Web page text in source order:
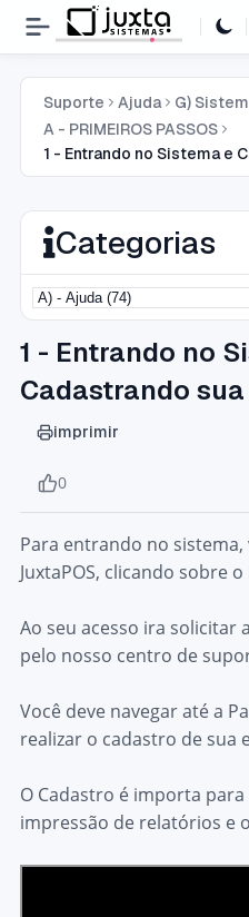
Suporte Ajuda
G)
A - PRIMEIROS PASSOS
1 - Entrando no Sistema e
Categorias
1 - Entrando no
Cadastrando
imprimir
0
Para entrando no
JuxtaPOS, clicando sobre
Ao seu acesso ira solicitar
pelo nosso centro de
Você deve navegar até a
realizar o cadastro de sua
O Cadastro é importa
impressão de relatórios e